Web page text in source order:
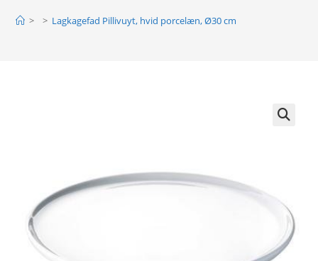
> > Lagkagefad Pillivuyt, hvid porcelæn, Ø30 cm